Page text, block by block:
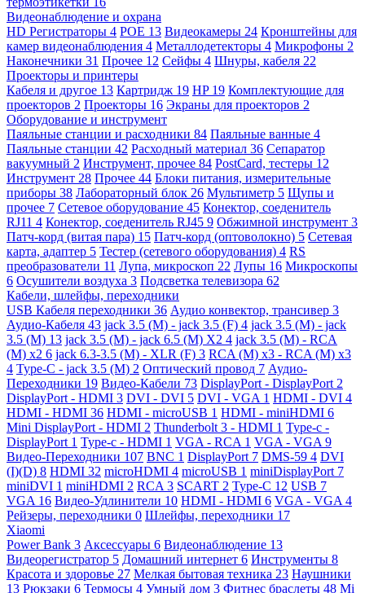
Видеонаблюдение и охрана
HD Регистраторы 4 POE 13 Видеокамеры 24 Кронштейны для
камер видеонаблюдения 4 Металлодетекторы 4 Микрофоны 2
Наконечники 31 Прочее 12 Сейфы 4 Шнуры, кабеля 22
Проекторы и принтеры
Кабеля и другое 13 Картридж 19 HP 19 Комплектующие для
проекторов 2 Проекторы 16 Экраны для проекторов 2
Оборудование и инструмент
Паяльные станции и расходники 84 Паяльные ванные 4
Паяльные станции 42 Расходный материал 36 Сепаратор
вакуумный 2 Инструмент, прочее 84 PostCard, тестеры 12
Инструмент 28 Прочее 44 Блоки питания, измерительные
приборы 38 Лабораторный блок 26 Мультиметр 5 Щупы и
прочее 7 Сетевое оборудование 45 Конектор, соеденитель
RJ11 4 Конектор, соеденитель RJ45 9 Обжимной инструмент 3
Патч-корд (витая пара) 15 Патч-корд (оптоволокно) 5 Сетевая
карта, адаптер 5 Тестер (сетевого оборудования) 4 RS
преобразователи 11 Лупа, микроскоп 22 Лупы 16 Микроскопы
6 Осушители воздуха 3 Подсветка телевизора 62
Кабели, шлейфы, переходники
USB Кабеля переходники 36 Аудио конвектор, трансивер 3
Аудио-Кабеля 43 jack 3.5 (M) - jack 3.5 (F) 4 jack 3.5 (M) - jack
3.5 (M) 13 jack 3.5 (M) - jack 6.5 (M) X2 4 jack 3.5 (M) - RCA
(M) x2 6 jack 6.3-3.5 (M) - XLR (F) 3 RCA (M) x3 - RCA (M) x3
4 Type-C - jack 3.5 (M) 2 Оптический провод 7 Аудио-
Переходники 19 Видео-Кабели 73 DisplayPort - DisplayPort 2
DisplayPort - HDMI 3 DVI - DVI 5 DVI - VGA 1 HDMI - DVI 4
HDMI - HDMI 36 HDMI - microUSB 1 HDMI - miniHDMI 6
Mini DisplayPort - HDMI 2 Thunderbolt 3 - HDMI 1 Type-c -
DisplayPort 1 Type-c - HDMI 1 VGA - RCA 1 VGA - VGA 9
Видео-Переходники 107 BNC 1 DisplayPort 7 DMS-59 4 DVI
(I)(D) 8 HDMI 32 microHDMI 4 microUSB 1 miniDisplayPort 7
miniDVI 1 miniHDMI 2 RCA 3 SCART 2 Type-C 12 USB 7
VGA 16 Видео-Удлинители 10 HDMI - HDMI 6 VGA - VGA 4
Рейзеры, переходники 0 Шлейфы, переходники 17
Xiaomi
Power Bank 3 Аксессуары 6 Видеонаблюдение 13
Видеорегистратор 5 Домашний интернет 6 Инструменты 8
Красота и здоровье 27 Мелкая бытовая техника 23 Наушники
13 Рюкзаки 6 Термосы 4 Умный дом 3 Фитнес браслеты 48 Mi